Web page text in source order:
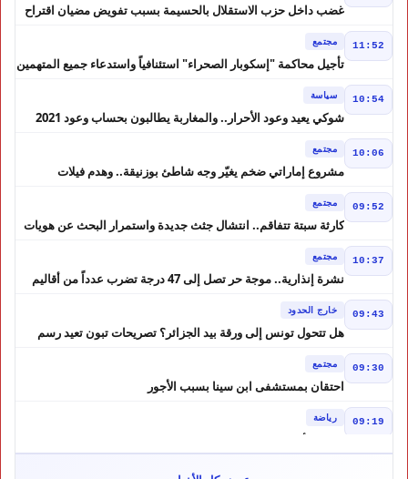
غضب داخل حزب الاستقلال بالحسيمة بسبب تفويض مضيان اقتراح
11:52 مجتمع
تأجيل محاكمة "إسكوبار الصحراء" استئنافياً واستدعاء جميع المتهمين
10:54 سياسة
شوكي يعيد وعود الأحرار.. والمغاربة يطالبون بحساب وعود 2021
10:06 مجتمع
مشروع إماراتي ضخم يغيّر وجه شاطئ بوزنيقة.. وهدم فيلات
09:52 مجتمع
كارثة سبتة تتفاقم.. انتشال جثث جديدة واستمرار البحث عن هويات
10:37 مجتمع
نشرة إنذارية.. موجة حر تصل إلى 47 درجة تضرب عدداً من أقاليم
09:43 خارج الحدود
هل تتحول تونس إلى ورقة بيد الجزائر؟ تصريحات تبون تعيد رسم
09:30 مجتمع
احتقان بمستشفى ابن سينا بسبب الأجور
09:19 رياضة
لبؤات الأطلس إلى ربع النهائي في الصدارة